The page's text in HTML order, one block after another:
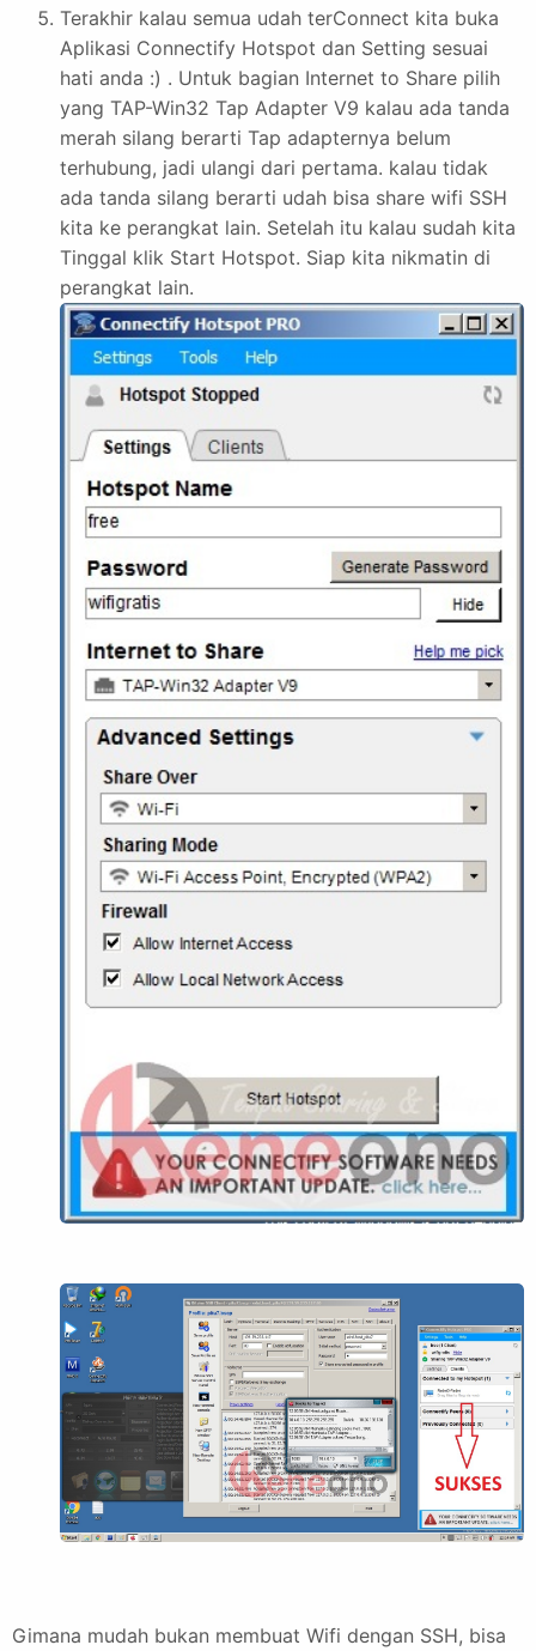
Terakhir kalau semua udah terConnect kita buka
Aplikasi Connectify Hotspot dan Setting sesuai
hati anda :) . Untuk bagian Internet to Share pilih
yang TAP-Win32 Tap Adapter V9 kalau ada tanda
merah silang berarti Tap adapternya belum
terhubung, jadi ulangi dari pertama. kalau tidak
ada tanda silang berarti udah bisa share wifi SSH
kita ke perangkat lain. Setelah itu kalau sudah kita
Tinggal klik Start Hotspot. Siap kita nikmatin di
perangkat lain.
Gimana mudah bukan membuat Wifi dengan SSH, bisa